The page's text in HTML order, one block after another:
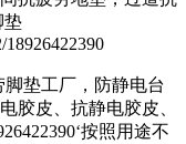
垫
垫工厂，防静电台
胶皮、抗静电胶皮、
按照用途不